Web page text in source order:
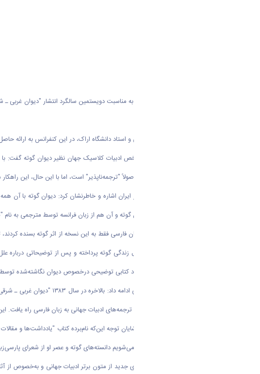
مشاور مرکز حافظ‌شناسی در زبان آلمانی و استاد دانشگاه اراک، در این کنفرانس به
دکتر رجایی درباره لزوم ترجمه‌ آثار شاخص ادبیات کلاسیک جهان نظیر دیوان گوته
حافظ، گوته، مولانا، شکسپیر و دیگران اصولاً "ترجمه‌ناپذیر" است، اما با این حال،
او به ترجمه‌های مختلف دیوان گوته در ایران اشاره و خاطرنشان کرد: دیوان گوته با
پیشگفتار طولانی خود ابتدا به شرح‌حال زندگی گوته پرداخته و پس از توضیحاتی
ترجمه کرده، نه "ملحقات" آن را، که خود کتابی توضیحی درخصوص دیوان نگاشته‌شده
مشاور مرکز حافظ‌شناسی در
آلمانی، "دکتر محمود حدادی"، به عرصه ترجمه‌های ادبیات جهانی به زبان فارسی راه
چون با این توضیحات است که متوجه می‌شویم دانسته‌های گوته و عصر او از شعرای
او در ادامه گفت: امیدواریم با ترجمه‌های جدید از متون برتر ادبیات جهانی و به‌خصوص از